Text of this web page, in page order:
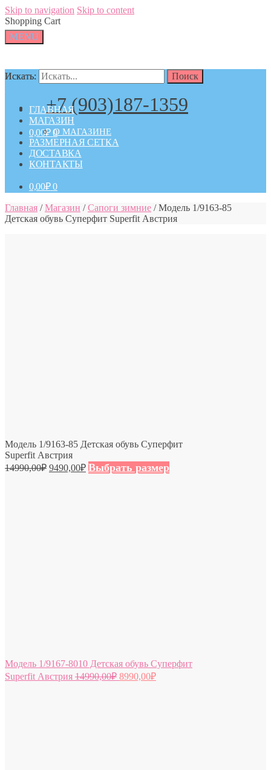
Skip to navigation Skip to content
Shopping Cart
MENU
Искать: Поиск
+7 (903)187-1359
0,00₽ 0
Искать: Поиск
ГЛАВНАЯ
МАГАЗИН
О МАГАЗИНЕ
РАЗМЕРНАЯ СЕТКА
ДОСТАВКА
КОНТАКТЫ
0,00₽ 0
Главная /Магазин /Сапоги зимние /Модель 1/9163-85
Детская обувь Суперфит Superfit Австрия
Модель 1/9163-85 Детская обувь Суперфит
Superfit Австрия
14990,00₽ 9490,00₽ Выбрать размер
Модель 1/9167-8010 Детская обувь Суперфит
Superfit Австрия 14990,00₽ 8990,00₽